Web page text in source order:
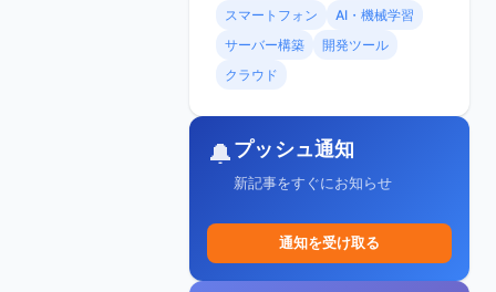
スマートフォン
AI・機械学習
サーバー構築
開発ツール
クラウド
🔔プッシュ通知
新記事をすぐにお知らせ
通知を受け取る